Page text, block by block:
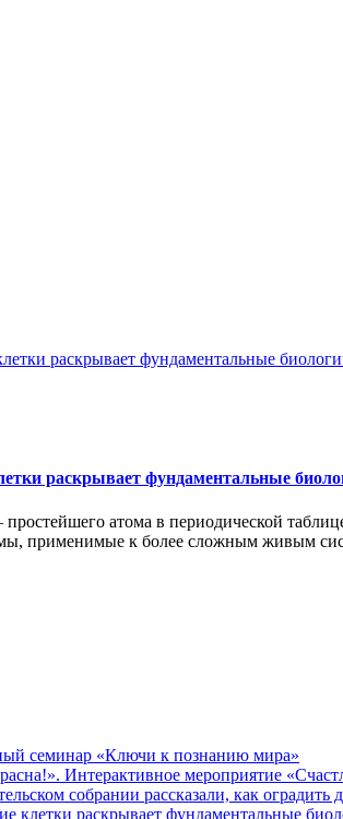
раскрывает фундаментальные
атома в периодической
применимые к более сложным живым
семинар «Ключи к познанию мира»
Интерактивное мероприятие
собрании рассказали, как оградить
клетки раскрывает фундаментальные